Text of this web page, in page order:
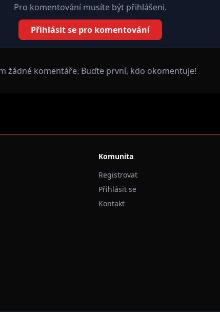
Pro komentování musíte být přihlášeni.
Přihlásit se pro komentování
žádné komentáře. Buďte první, kdo okomentuje!
Komunita
Registrovat
Přihlásit se
Kontakt